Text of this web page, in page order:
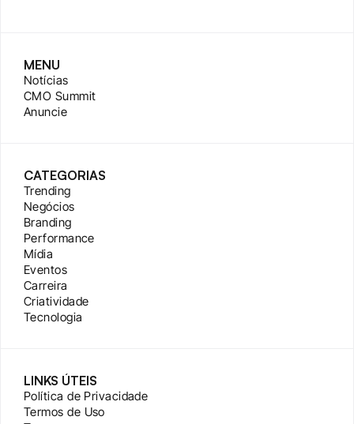
MENU
Notícias
CMO Summit
Anuncie
CATEGORIAS
Trending
Negócios
Branding
Performance
Mídia
Eventos
Carreira
Criatividade
Tecnologia
LINKS ÚTEIS
Política de Privacidade
Termos de Uso